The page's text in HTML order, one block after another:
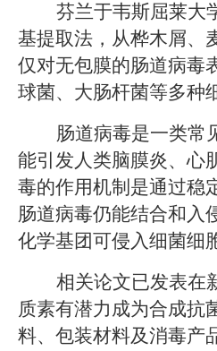
芬兰于韦斯屈莱大
基提取法，从桦木屑、
仅对无包膜的肠道病毒
球菌、大肠杆菌等多种
肠道病毒是一类常
能引发人类脑膜炎、心
毒的作用机制是通过稳
肠道病毒仍能结合和入
化学基团可侵入细菌细
相关论文已发表在
质素有潜力成为合成抗
料、包装材料及消毒产